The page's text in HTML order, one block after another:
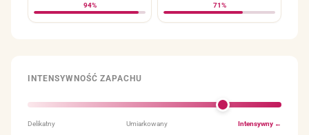
71%
94%
INTENSYWNOŚĆ ZAPACHU
Delikatny Umiarkowany Intensywny ←